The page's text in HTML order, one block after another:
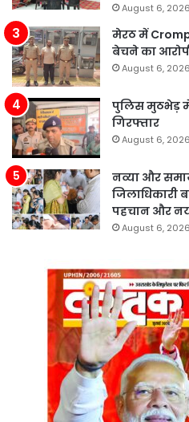
August 6, 2026
मेरठ में
बेचने का
August 6, 2026
पुलिस मुठभेड़ में
गिरफ्तार
August 6, 2026
नव्या और
जिलाधिकारी
पहचान और
August 6, 2026